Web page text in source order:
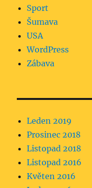
Sport
Šumava
USA
WordPress
Zábava
Leden 2019
Prosinec 2018
Listopad 2018
Listopad 2016
Květen 2016